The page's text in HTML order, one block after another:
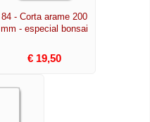
84 - Corta arame 200
mm - especial bonsai
€ 19,50